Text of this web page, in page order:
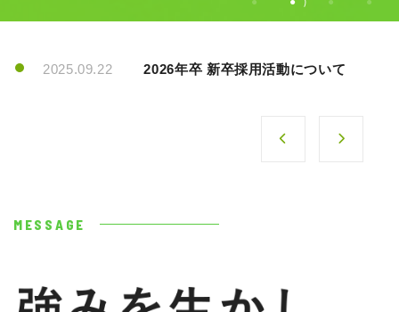
2025.09.22 2026年卒 新卒採用活動について
MESSAGE